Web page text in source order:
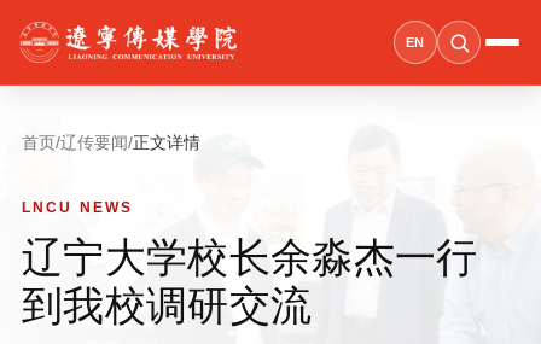
EN
首页/辽传要闻/正文详情
LNCU NEWS
辽宁大学校长余淼杰一行
到我校调研交流